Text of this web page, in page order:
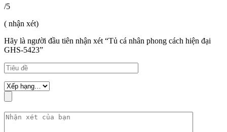
/5
( nhận xét)
Hãy là người đầu tiên nhận xét “Tủ cá nhân phong cách hiện đại
GHS-5423”